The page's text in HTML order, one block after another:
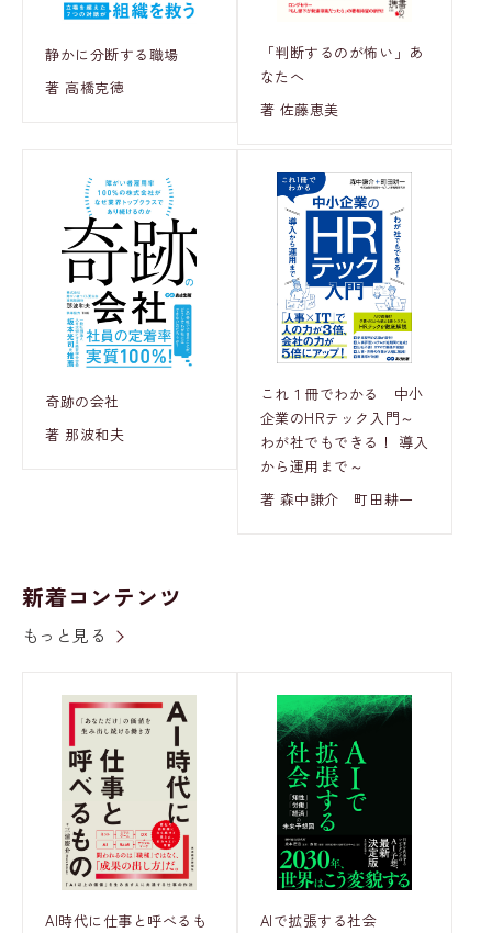
静かに分断する職場
著 高橋克徳
「判断するのが怖い」あ
なたへ
著 佐藤恵美
奇跡の会社
著 那波和夫
これ１冊でわかる 中小
企業のHRテック入門～
わが社でもできる！ 導入
から運用まで～
著 森中謙介 町田耕一
新着コンテンツ
もっと見る
AI時代に仕事と呼べるも
AIで拡張する社会